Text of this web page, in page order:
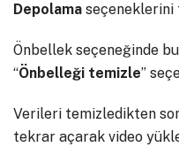
Depolama seçeneklerini
Önbellek seçeneğinde
“Önbelleği temizle”
Verileri temizledikten
tekrar açarak video